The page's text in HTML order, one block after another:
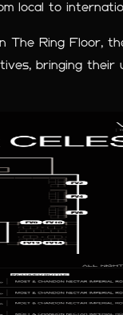
local to
The Ring Floor,
bringing their